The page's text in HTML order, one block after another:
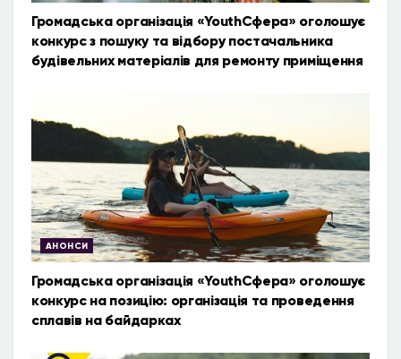
Громадська організація «YouthСфера» оголошує
конкурс з пошуку та відбору постачальника
будівельних матеріалів для ремонту приміщення
АНОНСИ
Громадська організація «YouthСфера» оголошує
конкурс на позицію: організація та проведення
сплавів на байдарках